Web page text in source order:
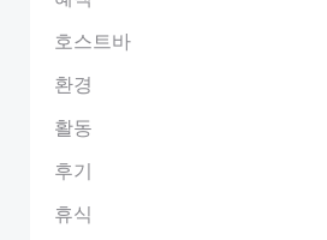
호스트바
환경
활동
후기
휴식